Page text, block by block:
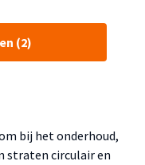
(2)
bij het onderhoud,
straten circulair en